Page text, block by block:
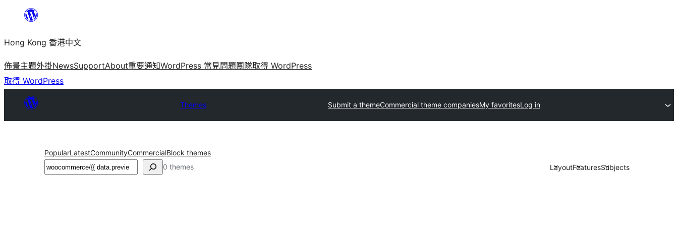
主
要
內
容
Hong Kong 香港中文
佈景主題外掛NewsSupportAbout重要通知WordPress 常見問題團隊取得 WordPress
取得 WordPress
Themes Submit a themeCommercial theme companiesMy favoritesLog in
PopularLatestCommunityCommercialBlock themes
搜
0 themes LayoutFeaturesSubjects